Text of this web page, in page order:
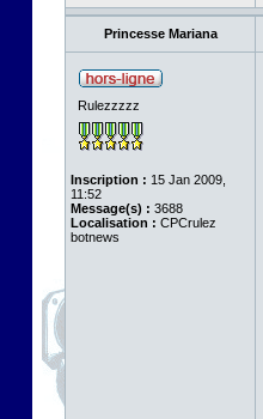
Princesse Mariana
Rulezzzzz
Inscription : 15 Jan 2009,
11:52
Message(s) : 3688
Localisation : CPCrulez
botnews